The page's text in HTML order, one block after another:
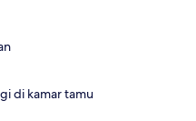
di kamar tamu